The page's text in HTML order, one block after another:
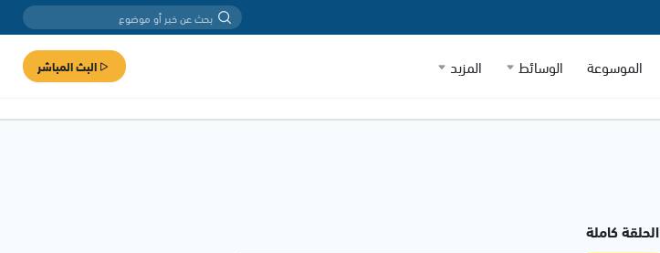
الموسوعة الوسائط المزيد البث المباشر
الحلقة كاملة